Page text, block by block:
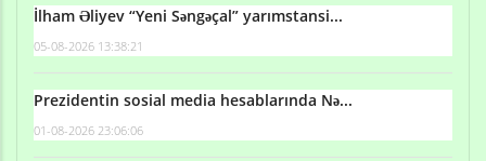
İlham Əliyev “Yeni Səngəçal” yarımstansi...
05-08-2026 13:38:21
Prezidentin sosial media hesablarında Nə...
01-08-2026 23:06:06